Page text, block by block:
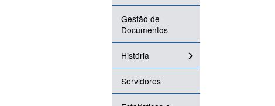
Gestão de
Documentos
História
Servidores